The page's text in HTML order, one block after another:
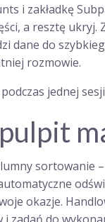
i zakładkę
a resztę ukryj.
dane do
rozmowie.
jednej
sortowanie
okazje.